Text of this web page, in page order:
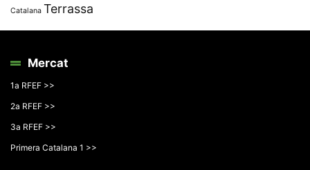
Catalana Terrassa
Mercat
1a RFEF >>
2a RFEF >>
3a RFEF >>
Primera Catalana 1 >>